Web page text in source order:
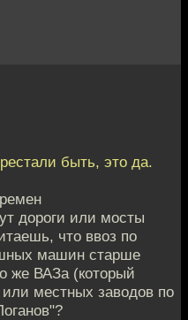
быть, это да.
дороги или мосты
что ввоз по
машин старше
же ВАЗа (который
местных заводов по